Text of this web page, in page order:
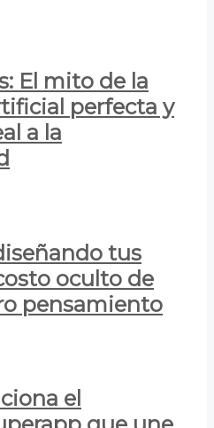
El mito de la
perfecta y
a la
tus
oculto de
pensamiento
el